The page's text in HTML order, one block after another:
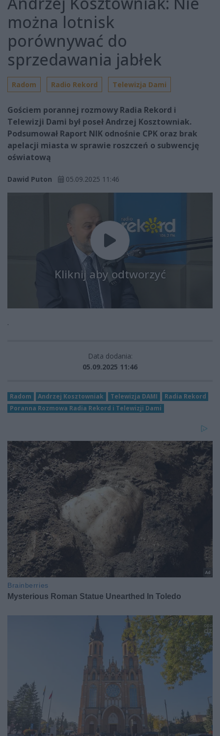
można lotnisk
porównywać do
sprzedawania jabłek
Radom Radio Rekord Telewizja Dami
Gościem porannej rozmowy Radia Rekord i
Telewizji Dami był poseł Andrzej Kosztowniak.
Podsumował Raport NIK odnośnie CPK oraz brak
apelacji miasta w sprawie roszczeń o subwencję
oświatową
Dawid Puton 05.09.2025 11:46
Kliknij aby odtworzyć
.
Data dodania:
05.09.2025 11:46
Radom Andrzej Kosztowniak Telewizja DAMI
Radia Rekord
Poranna Rozmowa Radia Rekord i Telewizji Dami